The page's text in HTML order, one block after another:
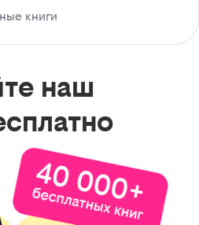
книги
наш